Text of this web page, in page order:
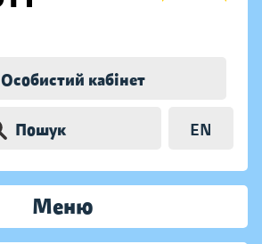
Особистий кабінет
Пошук EN
Меню